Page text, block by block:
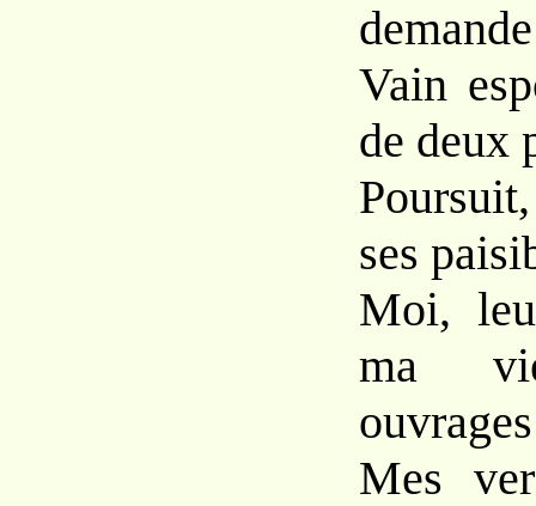
Vain
de deux
ses
Moi,
ma
Mes